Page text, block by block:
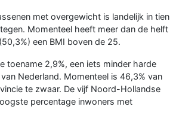
met overgewicht is landelijk in tien
Momenteel heeft meer dan de helft
een BMI boven de 25.
toename 2,9%, een iets minder harde
Nederland. Momenteel is 46,3% van
te zwaar. De vijf Noord-Hollandse
percentage inwoners met